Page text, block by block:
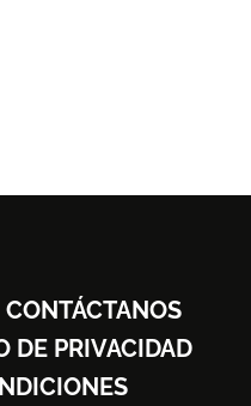
CONTÁCTANOS
DE PRIVACIDAD